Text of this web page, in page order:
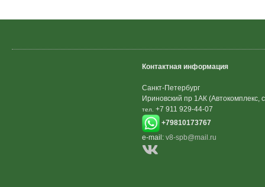
Контактная информация
Санкт-Петербург
Ириновский пр 1АК (Автокомплекс,
тел. +7 911 929-44-07
+79810173767
e-mail: v8-spb@mail.ru